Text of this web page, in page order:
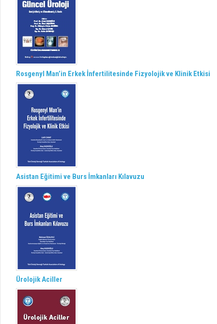
Rosgenyl Man’in Erkek İnfertilitesinde Fizyolojik ve Klinik Etkisi
Asistan Eğitimi ve Burs İmkanları Kılavuzu
Ürolojik Aciller